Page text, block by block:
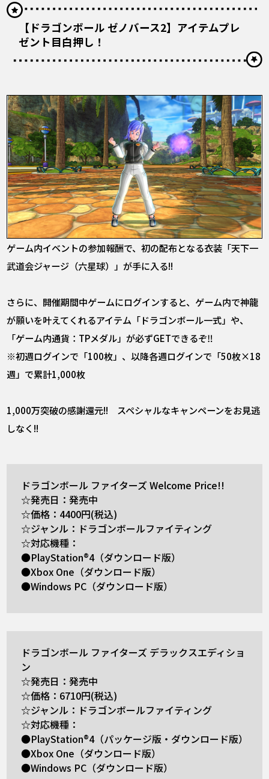
【ドラゴンボール ゼノバース2】アイテムプレ
ゼント目白押し！
ゲーム内イベントの参加報酬で、初の配布となる衣装「天下一
武道会ジャージ（六星球）」が手に入る!!
さらに、開催期間中ゲームにログインすると、ゲーム内で神龍
が願いを叶えてくれるアイテム「ドラゴンボール一式」や、
「ゲーム内通貨：TPメダル」が必ずGETできるぞ‼
※初週ログインで「100枚」、以降各週ログインで「50枚×18
週」で累計1,000枚
1,000万突破の感謝還元!! スペシャルなキャンペーンをお見逃
しなく!!
ドラゴンボール ファイターズ Welcome Price!!
☆発売日：発売中
☆価格：4400円(税込)
☆ジャンル：ドラゴンボールファイティング
☆対応機種：
●PlayStation®4（ダウンロード版）
●Xbox One（ダウンロード版）
●Windows PC（ダウンロード版）
ドラゴンボール ファイターズ デラックスエディショ
ン
☆発売日：発売中
☆価格：6710円(税込)
☆ジャンル：ドラゴンボールファイティング
☆対応機種：
●PlayStation®4（パッケージ版・ダウンロード版）
●Xbox One（ダウンロード版）
●Windows PC（ダウンロード版）